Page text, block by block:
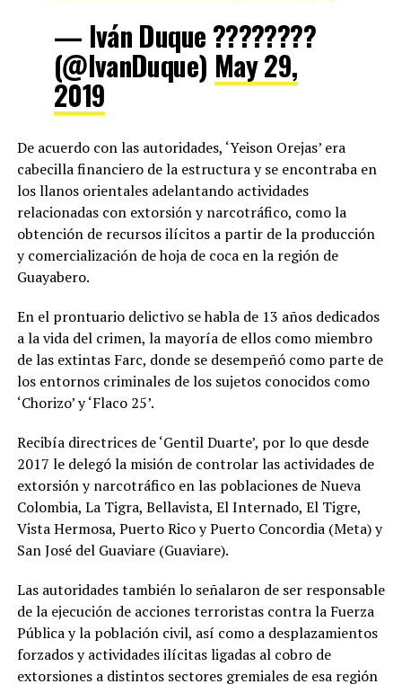
— Iván Duque ????????
(@IvanDuque) May 29,
2019
De acuerdo con las autoridades, ‘Yeison Orejas’ era
cabecilla financiero de la estructura y se encontraba en
los llanos orientales adelantando actividades
relacionadas con extorsión y narcotráfico, como la
obtención de recursos ilícitos a partir de la producción
y comercialización de hoja de coca en la región de
Guayabero.
En el prontuario delictivo se habla de 13 años dedicados
a la vida del crimen, la mayoría de ellos como miembro
de las extintas Farc, donde se desempeñó como parte de
los entornos criminales de los sujetos conocidos como
‘Chorizo’ y ‘Flaco 25’.
Recibía directrices de ‘Gentil Duarte’, por lo que desde
2017 le delegó la misión de controlar las actividades de
extorsión y narcotráfico en las poblaciones de Nueva
Colombia, La Tigra, Bellavista, El Internado, El Tigre,
Vista Hermosa, Puerto Rico y Puerto Concordia (Meta) y
San José del Guaviare (Guaviare).
Las autoridades también lo señalaron de ser responsable
de la ejecución de acciones terroristas contra la Fuerza
Pública y la población civil, así como a desplazamientos
forzados y actividades ilícitas ligadas al cobro de
extorsiones a distintos sectores gremiales de esa región